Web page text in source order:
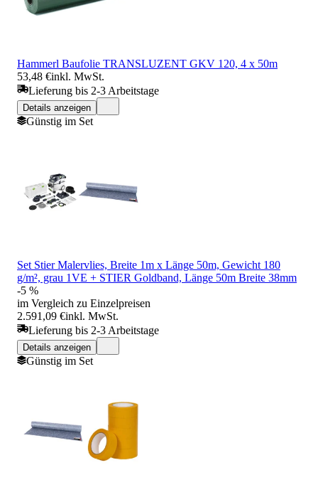
Hammerl Baufolie TRANSLUZENT GKV 120, 4 x 50m
53,48 €inkl. MwSt.
Lieferung bis 2-3 Arbeitstage
Details anzeigen
Günstig im Set
Set Stier Malervlies, Breite 1m x Länge 50m, Gewicht 180
g/m², grau 1VE + STIER Goldband, Länge 50m Breite 38mm
-5 %
im Vergleich zu Einzelpreisen
2.591,09 €inkl. MwSt.
Lieferung bis 2-3 Arbeitstage
Details anzeigen
Günstig im Set